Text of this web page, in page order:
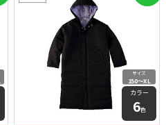
サイズ
150〜XL
カラー
6色